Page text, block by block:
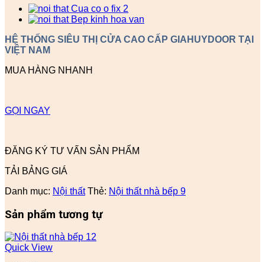
HỆ THỐNG SIÊU THỊ CỬA CAO CẤP GIAHUYDOOR TẠI
VIỆT NAM
MUA HÀNG NHANH
GỌI NGAY
ĐĂNG KÝ TƯ VẤN SẢN PHẨM
TẢI BẢNG GIÁ
Danh mục: Nội thất Thẻ: Nội thất nhà bếp 9
Sản phẩm tương tự
Quick View